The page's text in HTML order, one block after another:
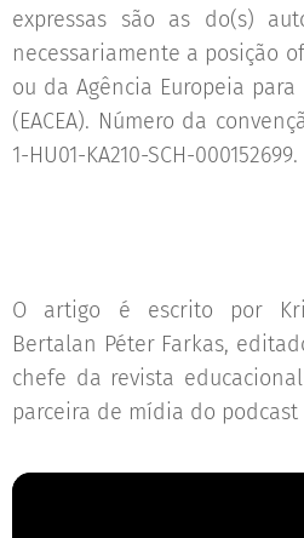
expressas são as do(s)
necessariamente a posição
ou da Agência Europeia
(EACEA). Número da
1-HU01-KA210-SCH-000152699.
O artigo é escrito por
Bertalan Péter Farkas,
chefe da revista
parceira de mídia do podcast